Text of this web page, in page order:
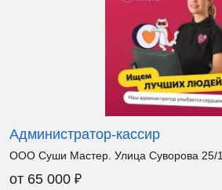
Администратор-кассир
ООО Суши Мастер. Улица Суворова 25/1
от 65 000 ₽